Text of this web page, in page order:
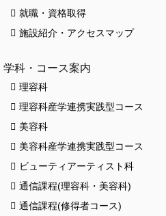
就職・資格取得
施設紹介・アクセスマップ
学科・コース案内
理容科
理容科産学連携実践型コース
美容科
美容科産学連携実践型コース
ビューティアーティスト科
通信課程(理容科・美容科)
通信課程(修得者コース)